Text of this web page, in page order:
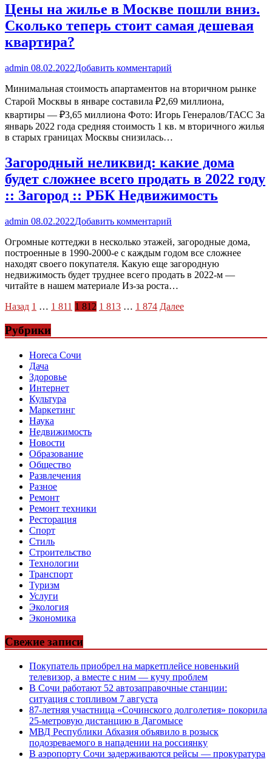
Цены на жилье в Москве пошли вниз.
Сколько теперь стоит самая дешевая
квартира?
admin 08.02.2022Добавить комментарий
Минимальная стоимость апартаментов на вторичном рынке
Старой Москвы в январе составила ₽2,69 миллиона,
квартиры — ₽3,65 миллиона Фото: Игорь Генералов/ТАСС За
январь 2022 года средняя стоимость 1 кв. м вторичного жилья
в старых границах Москвы снизилась…
Загородный неликвид: какие дома
будет сложнее всего продать в 2022 году
:: Загород :: РБК Недвижимость
admin 08.02.2022Добавить комментарий
Огромные коттеджи в несколько этажей, загородные дома,
построенные в 1990-2000-е с каждым годом все сложнее
находят своего покупателя. Какую еще загородную
недвижимость будет труднее всего продать в 2022-м —
читайте в нашем материале Из-за роста…
Пагинация
записей
Назад 1 … 1 811 1 812 1 813 … 1 874 Далее
Рубрики
Horeca Сочи
Дача
Здоровье
Интернет
Культура
Маркетинг
Наука
Недвижимость
Новости
Образование
Общество
Развлечения
Разное
Ремонт
Ремонт техники
Ресторация
Спорт
Стиль
Строительство
Технологии
Транспорт
Туризм
Услуги
Экология
Экономика
Свежие записи
Покупатель приобрел на маркетплейсе новенький
телевизор, а вместе с ним — кучу проблем
В Сочи работают 52 автозаправочные станции:
ситуация с топливом 7 августа
87-летняя участница «Сочинского долголетия» покорила
25-метровую дистанцию в Дагомысе
МВД Республики Абхазия объявило в розыск
подозреваемого в нападении на россиянку
В аэропорту Сочи задерживаются рейсы — прокуратура